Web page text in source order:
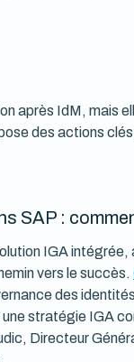
après IdM, mais
des actions
SAP :
IGA intégrée,
vers le succès.
des
stratégie IGA
Directeur